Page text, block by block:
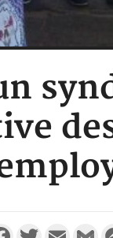
FacebookTwitterEmail